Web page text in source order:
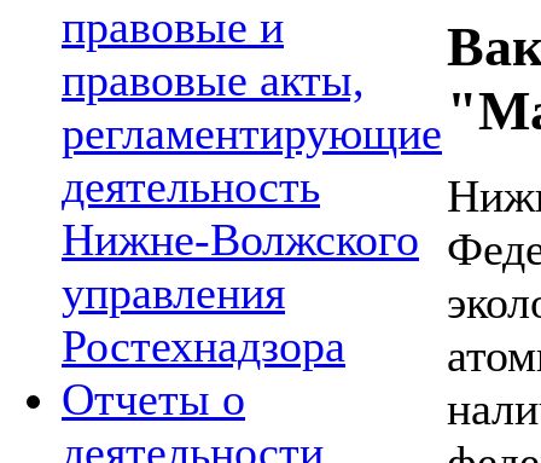
правовые и
правовые акты,
регламентирующие
деятельность
Нижне-Волжского
управления
Ростехнадзора
Отчеты о
деятельности